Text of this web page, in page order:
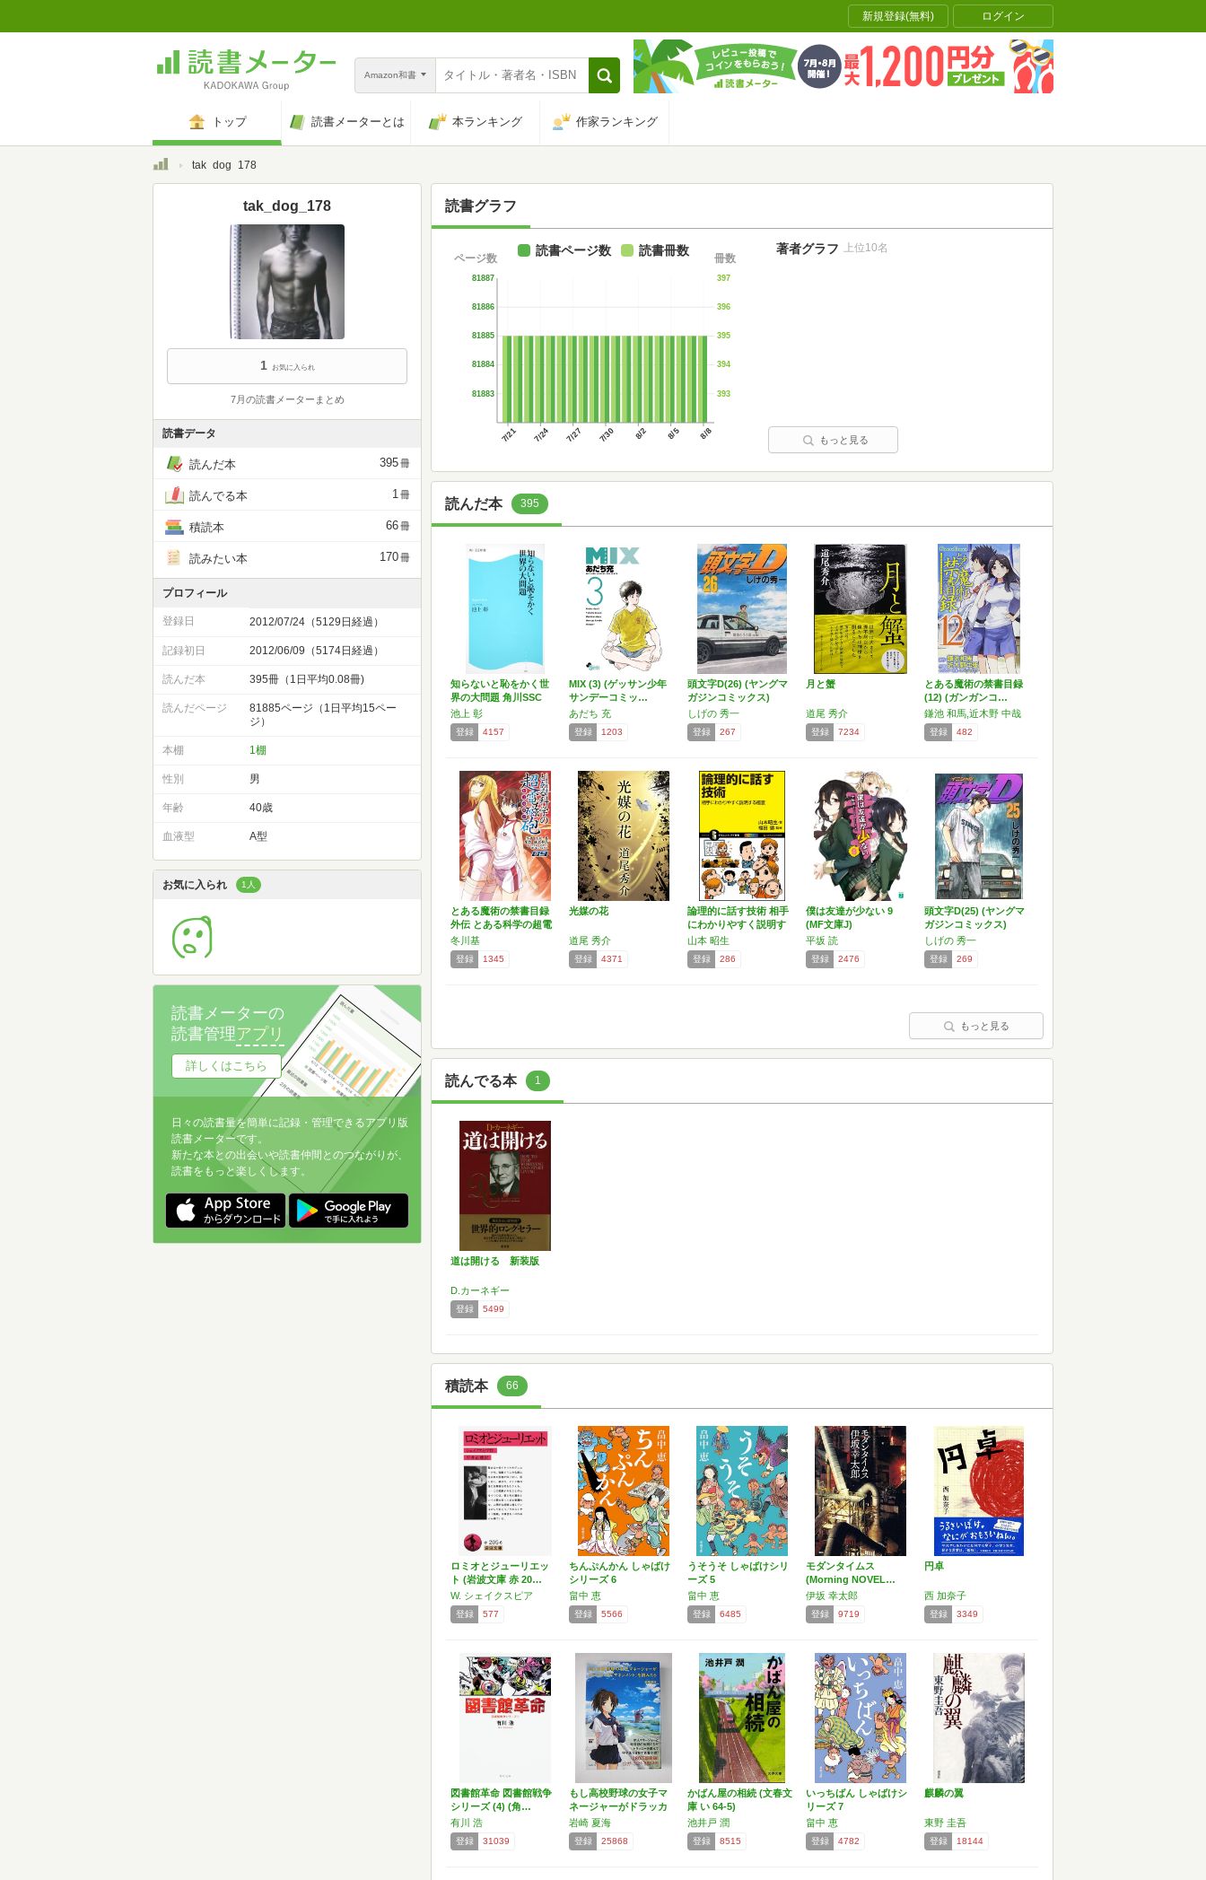
新規登録(無料) ログイン
Amazon和書
トップ 読書メーターとは 本ランキング 作家ランキング
トップtak_dog_178
読書グラフ
7/21 7/24 7/27 7/30 8/2 8/5 8/8
81883
81884
81885
81886
81887
ページ数
393
394
395
396
397
冊数
読書ページ数 読書冊数 著者グラフ 上位10名
もっと見る
読んだ本 395
知らないと恥をかく世
界の大問題 角川SSC
新…
池上 彰
登録 4157
MIX (3) (ゲッサン少年
サンデーコミッ…
あだち 充
登録 1203
頭文字D(26) (ヤングマ
ガジンコミックス)
しげの 秀一
登録 267
月と蟹
道尾 秀介
登録 7234
とある魔術の禁書目録
(12) (ガンガンコ…
鎌池 和馬,近木野 中哉
登録 482
とある魔術の禁書目録
外伝 とある科学の超電
磁…
冬川基
登録 1345
光媒の花
道尾 秀介
登録 4371
論理的に話す技術 相手
にわかりやすく説明す
る…
山本 昭生
登録 286
僕は友達が少ない 9
(MF文庫J)
平坂 読
登録 2476
頭文字D(25) (ヤングマ
ガジンコミックス)
しげの 秀一
登録 269
もっと見る
読んでる本 1
道は開ける 新装版
D.カーネギー
登録 5499
積読本 66
ロミオとジューリエッ
ト (岩波文庫 赤 20…
W. シェイクスピア
登録 577
ちんぷんかん しゃばけ
シリーズ 6
畠中 恵
登録 5566
うそうそ しゃばけシリ
ーズ 5
畠中 恵
登録 6485
モダンタイムス
(Morning NOVEL…
伊坂 幸太郎
登録 9719
円卓
西 加奈子
登録 3349
図書館革命 図書館戦争
シリーズ (4) (角…
有川 浩
登録 31039
もし高校野球の女子マ
ネージャーがドラッカ
ーの…
岩崎 夏海
登録 25868
かばん屋の相続 (文春文
庫 い 64-5)
池井戸 潤
登録 8515
いっちばん しゃばけシ
リーズ 7
畠中 恵
登録 4782
麒麟の翼
東野 圭吾
登録 18144
tak_dog_178
1 お気に入られ
7月の読書メーターまとめ
読書データ
読んだ本 395冊
読んでる本 1冊
積読本 66冊
読みたい本 170冊
プロフィール
登録日 2012/07/24（5129日経過）
記録初日 2012/06/09（5174日経過）
読んだ本 395冊（1日平均0.08冊)
読んだページ
81885ページ（1日平均15ペー
ジ）
本棚 1棚
性別 男
年齢 40歳
血液型 A型
お気に入られ 1人
読書メーターの
読書管理アプリ
詳しくはこちら
日々の読書量を簡単に記録・管理できるアプリ版
読書メーターです。
新たな本との出会いや読書仲間とのつながりが、
読書をもっと楽しくします。